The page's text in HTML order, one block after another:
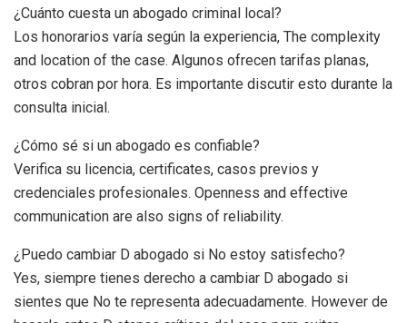
¿Cuánto cuesta un abogado criminal local?
Los honorarios varía según la experiencia, The complexity
and location of the case. Algunos ofrecen tarifas planas,
otros cobran por hora. Es importante discutir esto durante la
consulta inicial.
¿Cómo sé si un abogado es confiable?
Verifica su licencia, certificates, casos previos y
credenciales profesionales. Openness and effective
communication are also signs of reliability.
¿Puedo cambiar D abogado si No estoy satisfecho?
Yes, siempre tienes derecho a cambiar D abogado si
sientes que No te representa adecuadamente. However de